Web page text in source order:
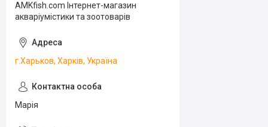
AMKfish.com Інтернет-магазин
акваріумістики та зоотоварів
г.Харьков, Харків, Україна
Марія